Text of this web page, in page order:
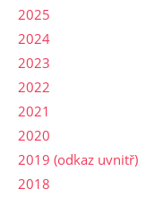
2025
2024
2023
2022
2021
2020
2019 (odkaz uvnitř)
2018